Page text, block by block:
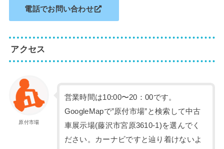
電話でお問い合わせ
アクセス
原付市場
営業時間は10:00〜20：00です。
GoogleMapで”原付市場”と検索して中古
車展示場(藤沢市宮原3610-1)を選んでく
ださい。カーナビですと辿り着けないよ